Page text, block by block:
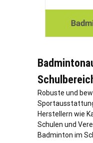
Robuste und
Herstellern wie
Schulen und
Badminton im